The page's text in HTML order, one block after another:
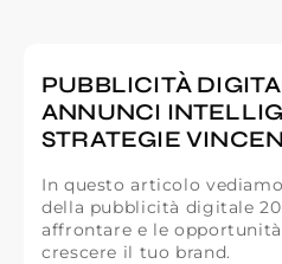
PUBBLICITÀ
ANNUNCI
STRATEGIE
In questo articolo
della pubblicità digitale
affrontare e le
crescere il tuo brand.